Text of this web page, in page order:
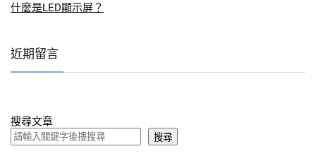
什麼是LED顯示屏？
近期留言
搜尋文章
搜尋